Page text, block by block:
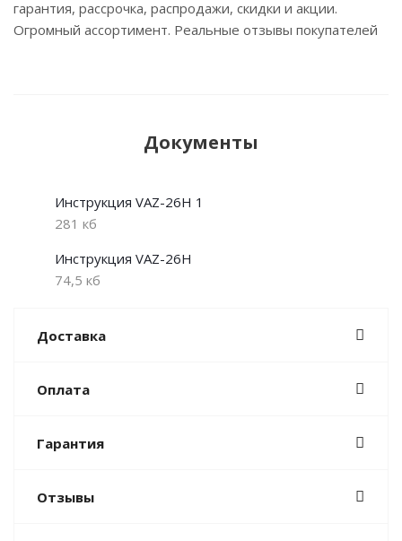
гарантия, рассрочка, распродажи, скидки и акции.
Огромный ассортимент. Реальные отзывы покупателей
Документы
Инструкция VAZ-26H 1
281 кб
Инструкция VAZ-26H
74,5 кб
Доставка
Оплата
Гарантия
Отзывы